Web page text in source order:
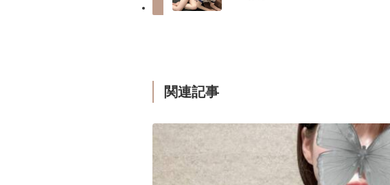
関連記事